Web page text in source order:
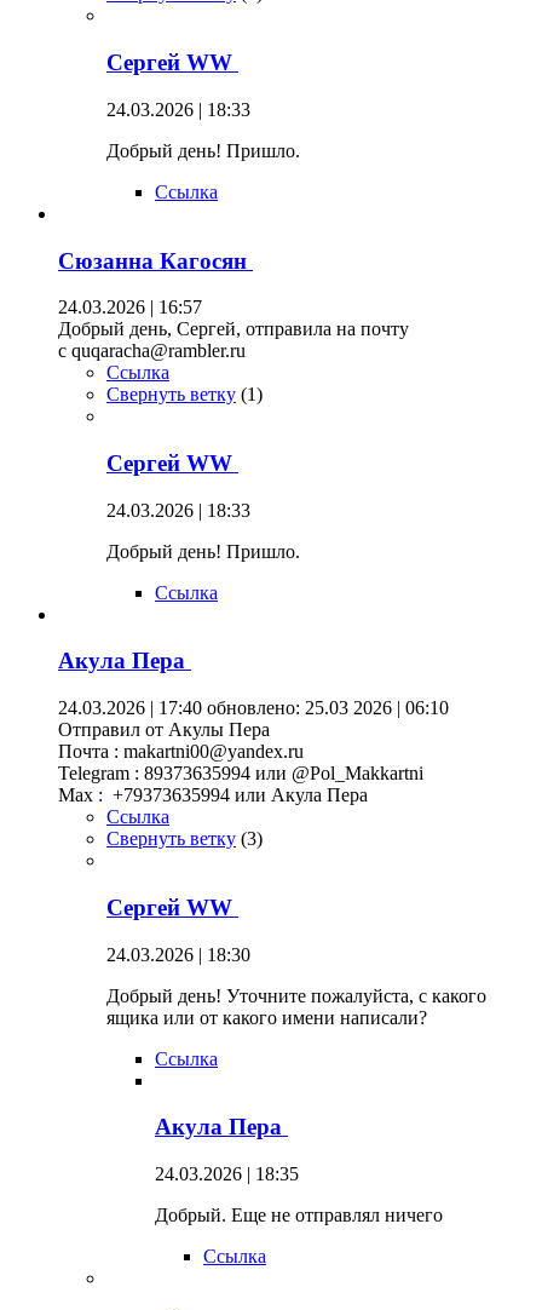
Сергей WW
24.03.2026 | 18:33
Добрый день! Пришло.
Ссылка
Сюзанна Кагосян
24.03.2026 | 16:57
Добрый день, Сергей, отправила на почту
c quqaracha@rambler.ru
Ссылка
Свернуть ветку (1)
Сергей WW
24.03.2026 | 18:33
Добрый день! Пришло.
Ссылка
Акула Пера
24.03.2026 | 17:40 обновлено: 25.03 2026 | 06:10
Отправил от Акулы Пера
Почта : makartni00@yandex.ru
Telegram : 89373635994 или @Pol_Makkartni
Maх : +79373635994 или Акула Пера
Ссылка
Свернуть ветку (3)
Сергей WW
24.03.2026 | 18:30
Добрый день! Уточните пожалуйста, с какого
ящика или от какого имени написали?
Ссылка
Акула Пера
24.03.2026 | 18:35
Добрый. Еще не отправлял ничего
Ссылка